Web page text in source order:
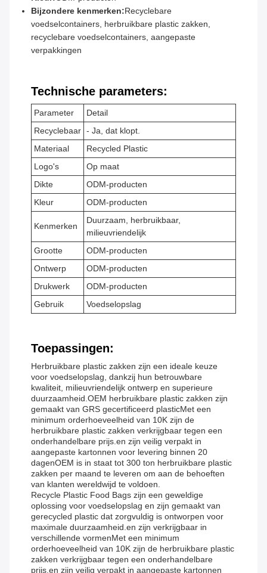
Bijzondere kenmerken:Recyclebare
voedselcontainers, herbruikbare plastic zakken,
recyclebare voedselcontainers, aangepaste
verpakkingen
Technische parameters:
Parameter
Detail
Recyclebaar - Ja, dat klopt.
Materiaal
Recycled Plastic
Logo's
Op maat
Dikte
ODM-producten
Kleur
ODM-producten
Kenmerken
Duurzaam, herbruikbaar,
milieuvriendelijk
Grootte
ODM-producten
Ontwerp
ODM-producten
Drukwerk
ODM-producten
Gebruik
Voedselopslag
Toepassingen:
Herbruikbare plastic zakken zijn een ideale keuze
voor voedselopslag, dankzij hun betrouwbare
kwaliteit, milieuvriendelijk ontwerp en superieure
duurzaamheid.OEM herbruikbare plastic zakken zijn
gemaakt van GRS gecertificeerd plasticMet een
minimum orderhoeveelheid van 10K zijn de
herbruikbare plastic zakken verkrijgbaar tegen een
onderhandelbare prijs.en zijn veilig verpakt in
aangepaste kartonnen voor levering binnen 20
dagenOEM is in staat tot 300 ton herbruikbare plastic
zakken per maand te leveren om aan de behoeften
van klanten wereldwijd te voldoen.
Recycle Plastic Food Bags zijn een geweldige
oplossing voor voedselopslag en zijn gemaakt van
gerecycled plastic dat zorgvuldig is ontworpen voor
maximale duurzaamheid.en zijn verkrijgbaar in
verschillende vormenMet een minimum
orderhoeveelheid van 10K zijn de herbruikbare plastic
zakken verkrijgbaar tegen een onderhandelbare
prijs.en zijn veilig verpakt in aangepaste kartonnen